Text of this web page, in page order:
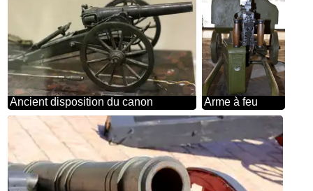
Ancient disposition du canon Arme à feu